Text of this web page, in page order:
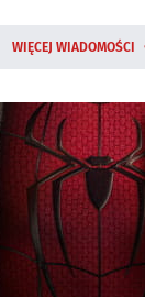
WIĘCEJ WIADOMOŚCI